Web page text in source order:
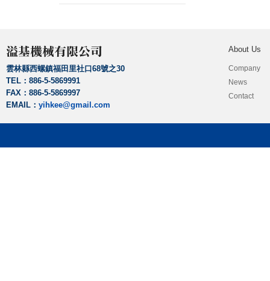
雲林縣西螺鎮福田里社口68號之30
TEL：886-5-5869991
FAX：886-5-5869997
EMAIL： yihkee@gmail.com
About Us
Company
News
Contact